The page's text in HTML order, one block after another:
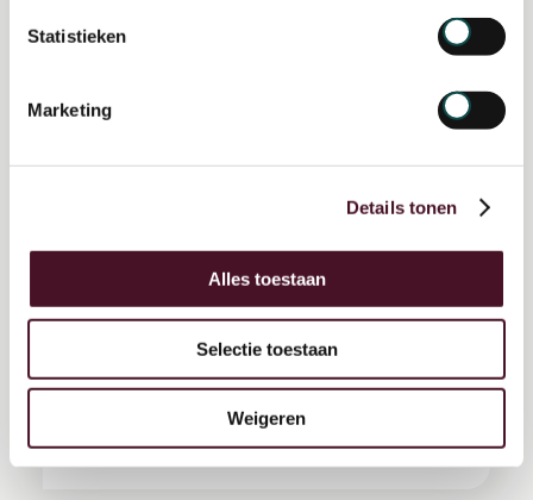
Statistieken
Marketing
Details tonen
Alles toestaan
Selectie toestaan
Weigeren
Ministerie I&W
Marktonderzoek inzet bij
drones Rijkwaterstaat